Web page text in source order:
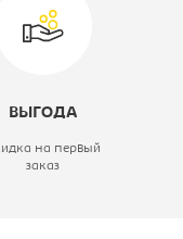
ВЫГОДА
на первый
заказ